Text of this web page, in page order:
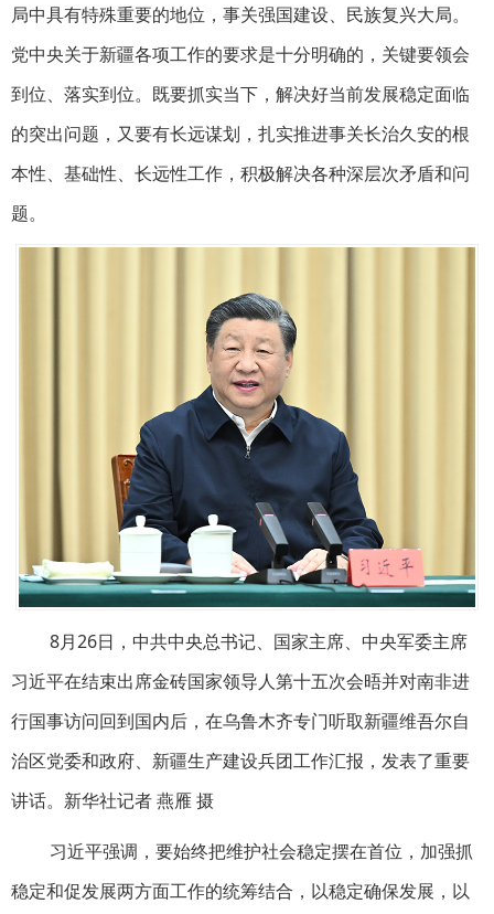
局中具有特殊重要的地位，事关强国建设、民族复兴大局。
党中央关于新疆各项工作的要求是十分明确的，关键要领会
到位、落实到位。既要抓实当下，解决好当前发展稳定面临
的突出问题，又要有长远谋划，扎实推进事关长治久安的根
本性、基础性、长远性工作，积极解决各种深层次矛盾和问
题。
8月26日，中共中央总书记、国家主席、中央军委主席
习近平在结束出席金砖国家领导人第十五次会晤并对南非进
行国事访问回到国内后，在乌鲁木齐专门听取新疆维吾尔自
治区党委和政府、新疆生产建设兵团工作汇报，发表了重要
讲话。新华社记者 燕雁 摄
习近平强调，要始终把维护社会稳定摆在首位，加强抓
稳定和促发展两方面工作的统筹结合，以稳定确保发展，以